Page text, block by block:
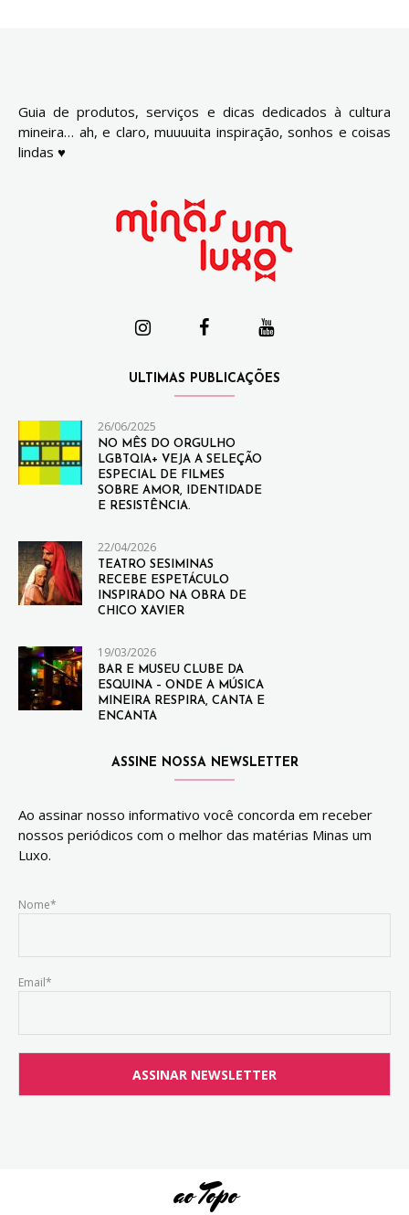
Guia de produtos, serviços e dicas dedicados à cultura
mineira… ah, e claro, muuuuita inspiração, sonhos e coisas
lindas ♥
ULTIMAS PUBLICAÇÕES
26/06/2025
NO MÊS DO ORGULHO
LGBTQIA+ VEJA A SELEÇÃO
ESPECIAL DE FILMES
SOBRE AMOR, IDENTIDADE
E RESISTÊNCIA.
22/04/2026
TEATRO SESIMINAS
RECEBE ESPETÁCULO
INSPIRADO NA OBRA DE
CHICO XAVIER
19/03/2026
BAR E MUSEU CLUBE DA
ESQUINA – ONDE A MÚSICA
MINEIRA RESPIRA, CANTA E
ENCANTA
ASSINE NOSSA NEWSLETTER
Ao assinar nosso informativo você concorda em receber
nossos periódicos com o melhor das matérias Minas um
Luxo.
Nome*
Email*
ao Topo